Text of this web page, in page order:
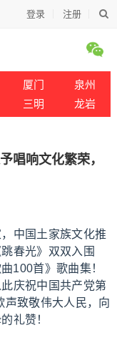
登录 注册
厦门
泉州
三明 龙岩
唱响文化繁荣，
中国土家族文化推
春光》双双入围
100首》歌曲集！
庆祝中国共产党第
声致敬伟大人民，向
礼赞！